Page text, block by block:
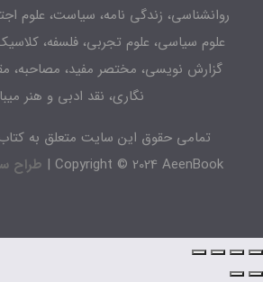
زندگی نامه، سیاست، علوم اجتماعی،
سیاسی، علوم تجربی، فلسفه، کلاسیک، کودک
نویسی، مختصر مفید، مصاحبه، مقاله،
نگاری، نقد ادبی و هنر میباشد.
تمامی حقوق این سایت متعلق به کتاب آیین
Copyright © 2024 AeenBook طراح سایت: